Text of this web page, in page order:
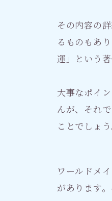
その内容の
るものもあ
運」という
大事なポイ
んが、それ
ことでしょう
ワールドメ
があります